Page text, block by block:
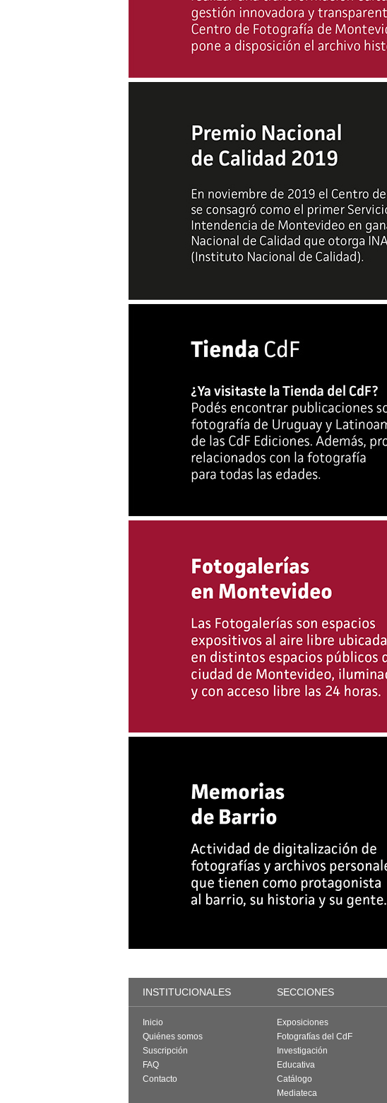
INSTITUCIONALES SECCIONES
Inicio
Quiénes somos
Suscripción
FAQ
Contacto
Exposiciones
Fotografías del CdF
Investigación
Educativa
Catálogo
Mediateca